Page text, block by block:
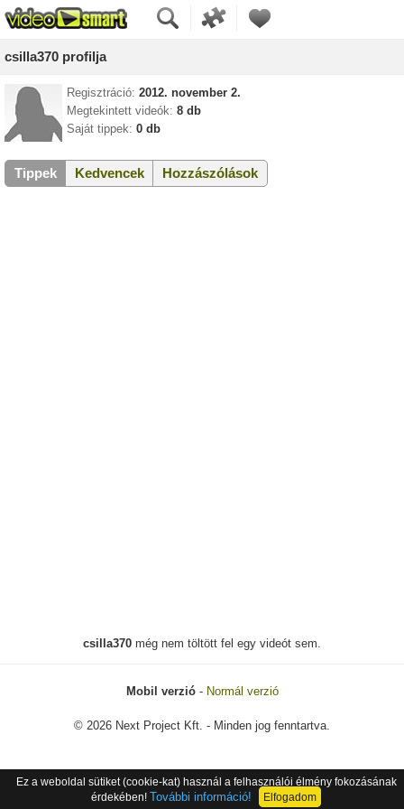
csilla370 profilja
Regisztráció: 2012. november 2.
Megtekintett videók: 8 db
Saját tippek: 0 db
Tippek Kedvencek Hozzászólások
csilla370 még nem töltött fel egy videót sem.
Mobil verzió- Normál verzió
© 2026 Next Project Kft. - Minden jog fenntartva.
Ez a weboldal sütiket (cookie-kat) használ a felhasználói élmény fokozásának
érdekében! További információ! Elfogadom